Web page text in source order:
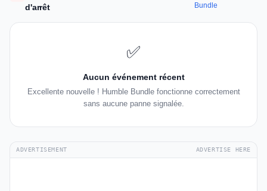
d'arrêt
Bundle
✅
Aucun événement récent
Excellente nouvelle ! Humble Bundle fonctionne correctement
sans aucune panne signalée.
ADVERTISEMENT ADVERTISE HERE